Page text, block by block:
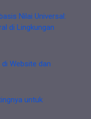
Nilai Universal:
di Lingkungan
Website dan
untuk